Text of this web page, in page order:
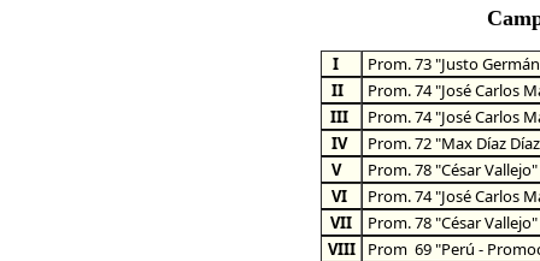
I
Prom. 73 "Justo
II
Prom. 74 "José Carlos
III
Prom. 74 "José Carlos
IV
Prom. 72 "Max Díaz
V
Prom. 78 "César Vallejo"
VI
Prom. 74 "José Carlos
VII
Prom. 78 "César Vallejo"
VIII
Prom 69 "Perú -